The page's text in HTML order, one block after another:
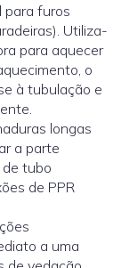
para furos
Utiliza-
para aquecer
o
à tubulação e
longas
a parte
tubo
de PPR
a uma